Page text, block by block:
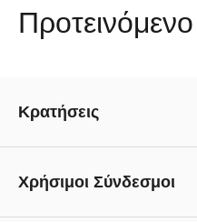
to
your
Προτεινόμενο
Κρατήσεις
Χρήσιμοι Σύνδεσμοι